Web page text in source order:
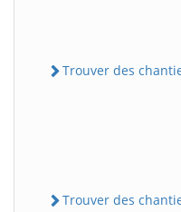
Trouver des
Trouver des